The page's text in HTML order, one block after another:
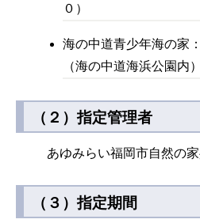
０）
海の中道青少年海の家
（海の中道海浜公園内）
（２）指定管理者
あゆみらい福岡市自然の
（３）指定期間